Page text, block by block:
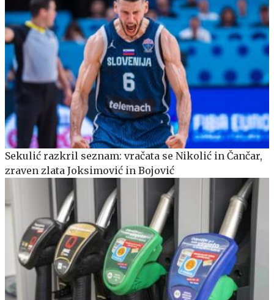
Sekulić razkril seznam: vračata se Nikolić in Čančar,
zraven zlata Joksimović in Bojović